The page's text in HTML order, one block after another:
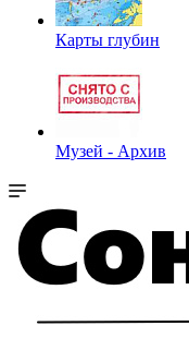
Карты глубин
Музей - Архив